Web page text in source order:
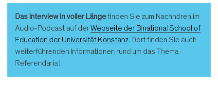
Das Interview in voller Längefinden Sie zum Nachhören im
Audio-Podcast auf derWebseite der Binational School of
Education der Universität Konstanz. Dort finden Sie auch
weiterführenden Informationen rund um das Thema
Referendariat.